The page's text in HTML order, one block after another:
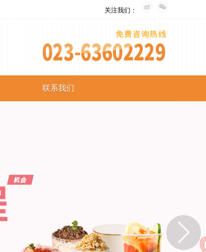
关注我们：
联系我们